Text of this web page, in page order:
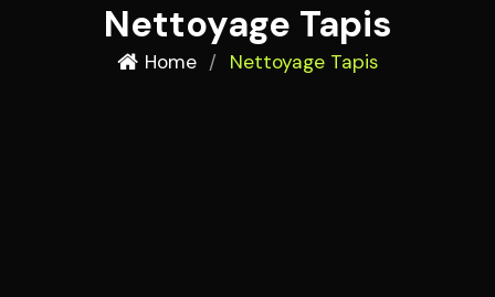
Nettoyage Tapis
Home / Nettoyage Tapis